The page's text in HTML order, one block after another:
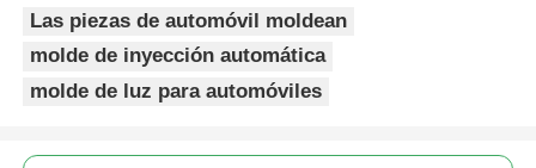
Las piezas de automóvil moldean
molde de inyección automática
molde de luz para automóviles